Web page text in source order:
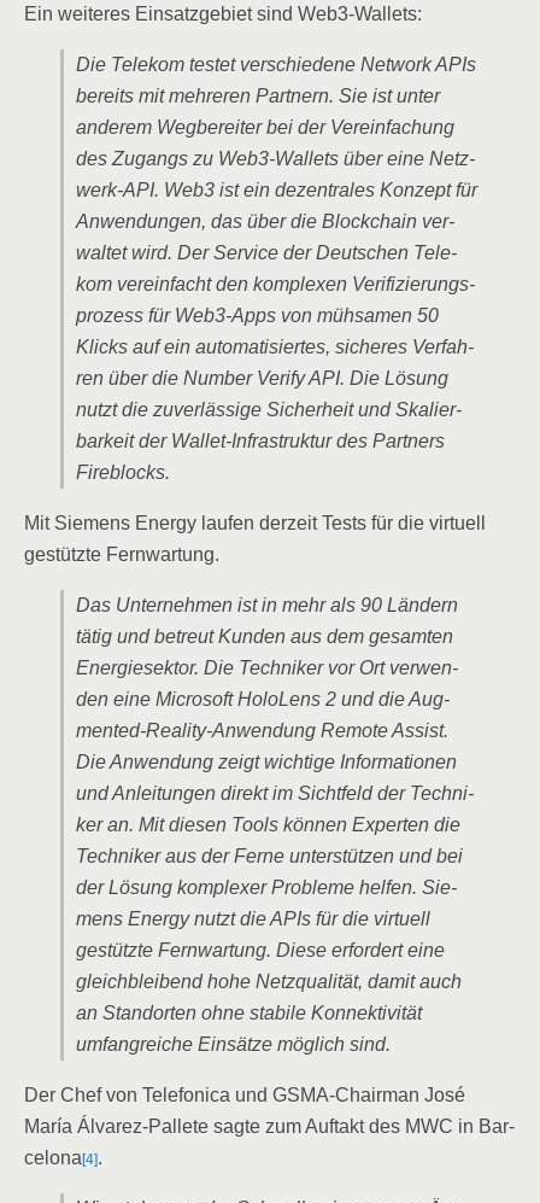
Ein wei­te­res Ein­satz­ge­biet sind Web3-Wallets:
Die Tele­kom tes­tet ver­schie­de­ne Net­work APIs
bereits mit meh­re­ren Part­nern. Sie ist unter
ande­rem Weg­be­rei­ter bei der Ver­ein­fa­chung
des Zugangs zu Web3-Wal­lets über eine Netz­
werk-API. Web3 ist ein dezen­tra­les Kon­zept für
Anwen­dun­gen, das über die Block­chain ver­
wal­tet wird. Der Ser­vice der Deut­schen Tele­
kom ver­ein­facht den kom­ple­xen Veri­fi­zie­rungs­
pro­zess für Web3-Apps von müh­sa­men 50
Klicks auf ein auto­ma­ti­sier­tes, siche­res Ver­fah­
ren über die Num­ber Veri­fy API. Die Lösung
nutzt die zuver­läs­si­ge Sicher­heit und Ska­lier­
bar­keit der Wal­let-Infra­struk­tur des Part­ners
Fireblocks.
Mit Sie­mens Ener­gy lau­fen der­zeit Tests für die vir­tu­ell
gestütz­te Fernwartung.
Das Unter­neh­men ist in mehr als 90 Län­dern
tätig und betreut Kun­den aus dem gesam­ten
Ener­gie­sek­tor. Die Tech­ni­ker vor Ort ver­wen­
den eine Micro­soft Holo­Lens 2 und die Aug­
men­ted-Rea­li­ty-Anwen­dung Remo­te Assist.
Die Anwen­dung zeigt wich­ti­ge Infor­ma­tio­nen
und Anlei­tun­gen direkt im Sicht­feld der Tech­ni­
ker an. Mit die­sen Tools kön­nen Exper­ten die
Tech­ni­ker aus der Fer­ne unter­stüt­zen und bei
der Lösung kom­ple­xer Pro­ble­me hel­fen. Sie­
mens Ener­gy nutzt die APIs für die vir­tu­ell
gestütz­te Fern­war­tung. Die­se erfor­dert eine
gleich­blei­bend hohe Netz­qua­li­tät, damit auch
an Stand­or­ten ohne sta­bi­le Kon­nek­ti­vi­tät
umfang­rei­che Ein­sät­ze mög­lich sind.
Der Chef von Tele­fo­ni­ca und GSMA-Chair­man José
María Álva­rez-Pal­le­te sag­te zum Auf­takt des MWC in Bar­
ce­lo­na [4].